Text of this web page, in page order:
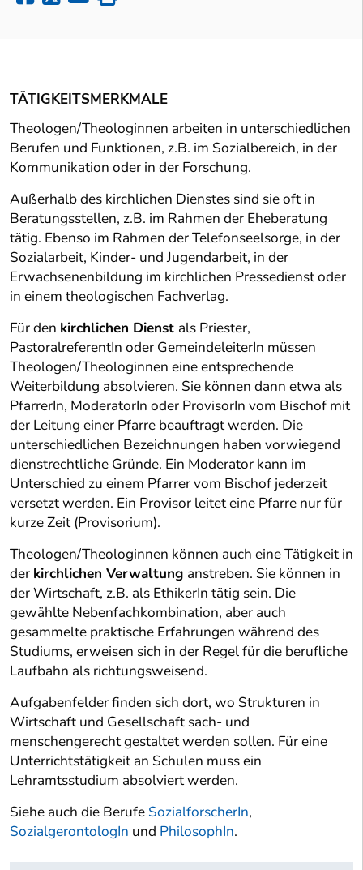
TÄTIGKEITSMERKMALE
Theologen/Theologinnen arbeiten in unterschiedlichen
Berufen und Funktionen, z.B. im Sozialbereich, in der
Kommunikation oder in der Forschung.
Außerhalb des kirchlichen Dienstes sind sie oft in
Beratungsstellen, z.B. im Rahmen der Eheberatung
tätig. Ebenso im Rahmen der Telefonseelsorge, in der
Sozialarbeit, Kinder- und Jugendarbeit, in der
Erwachsenenbildung im kirchlichen Pressedienst oder
in einem theologischen Fachverlag.
Für den kirchlichen Dienst als Priester,
PastoralreferentIn oder GemeindeleiterIn müssen
Theologen/Theologinnen eine entsprechende
Weiterbildung absolvieren. Sie können dann etwa als
PfarrerIn, ModeratorIn oder ProvisorIn vom Bischof mit
der Leitung einer Pfarre beauftragt werden. Die
unterschiedlichen Bezeichnungen haben vorwiegend
dienstrechtliche Gründe. Ein Moderator kann im
Unterschied zu einem Pfarrer vom Bischof jederzeit
versetzt werden. Ein Provisor leitet eine Pfarre nur für
kurze Zeit (Provisorium).
Theologen/Theologinnen können auch eine Tätigkeit in
der kirchlichen Verwaltung anstreben. Sie können in
der Wirtschaft, z.B. als EthikerIn tätig sein. Die
gewählte Nebenfachkombination, aber auch
gesammelte praktische Erfahrungen während des
Studiums, erweisen sich in der Regel für die berufliche
Laufbahn als richtungsweisend.
Aufgabenfelder finden sich dort, wo Strukturen in
Wirtschaft und Gesellschaft sach- und
menschengerecht gestaltet werden sollen. Für eine
Unterrichtstätigkeit an Schulen muss ein
Lehramtsstudium absolviert werden.
Siehe auch die Berufe SozialforscherIn,
SozialgerontologIn und PhilosophIn.